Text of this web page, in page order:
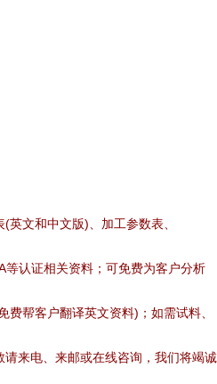
文和中文版)、加工参数表、
等认证相关资料；可免费为客户分析
帮客户翻译英文资料)；如需试料、
来电、来邮或在线咨询，我们将竭诚